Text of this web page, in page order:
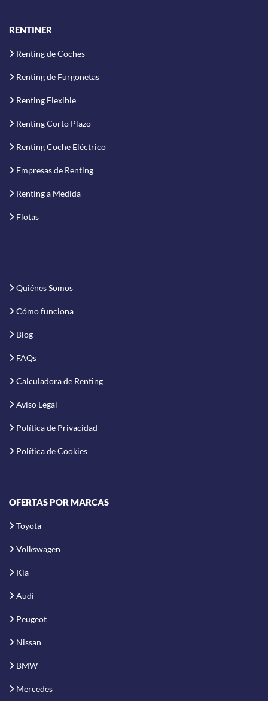
RENTINER
Renting de Coches
Renting de Furgonetas
Renting Flexible
Renting Corto Plazo
Renting Coche Eléctrico
Empresas de Renting
Renting a Medida
Flotas
Quiénes Somos
Cómo funciona
Blog
FAQs
Calculadora de Renting
Aviso Legal
Política de Privacidad
Política de Cookies
OFERTAS POR MARCAS
Toyota
Volkswagen
Kia
Audi
Peugeot
Nissan
BMW
Mercedes